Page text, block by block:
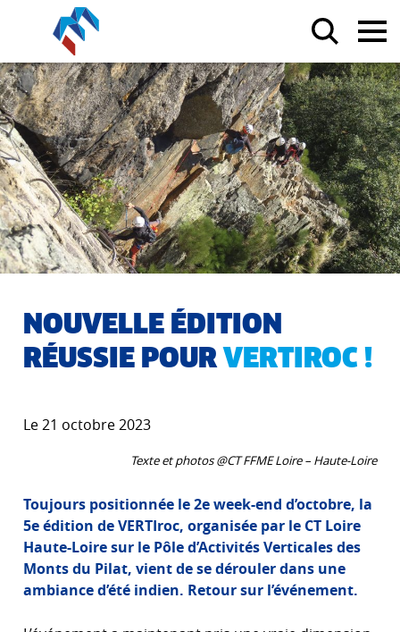
NOUVELLE ÉDITION
RÉUSSIE POUR VERTIROC !
Le 21 octobre 2023
Texte et photos @CT FFME Loire – Haute-Loire
Toujours positionnée le 2e week-end d’octobre, la
5e édition de VERTIroc, organisée par le CT Loire
Haute-Loire sur le Pôle d’Activités Verticales des
Monts du Pilat, vient de se dérouler dans une
ambiance d’été indien. Retour sur l’événement.